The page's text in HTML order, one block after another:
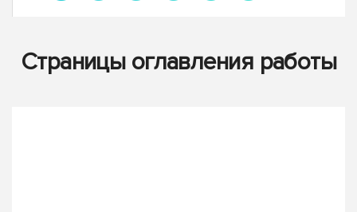
Страницы оглавления работы